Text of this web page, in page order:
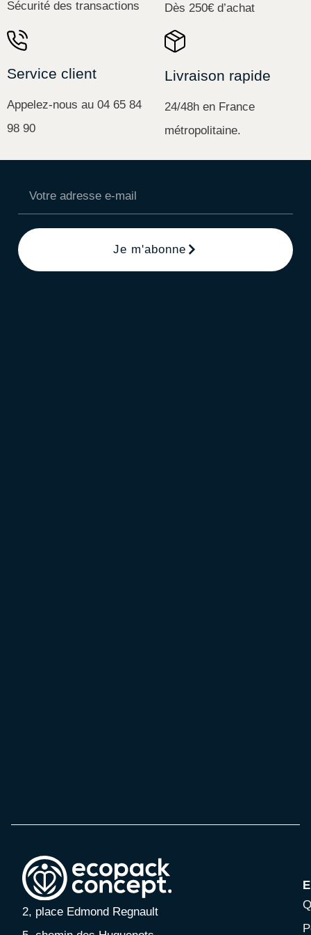
Sécurité des transactions Dès 250€ d’achat
Service client
Appelez-nous au 04 65 84
98 90
Livraison rapide
24/48h en France
métropolitaine.
Je m'abonne
2, place Edmond Regnault